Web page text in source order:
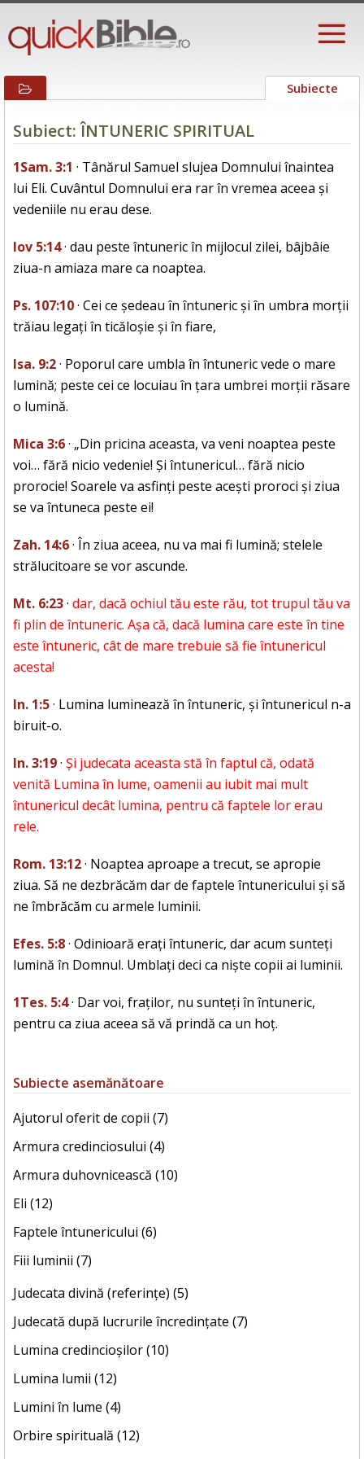
Subiecte
Subiect: ÎNTUNERIC SPIRITUAL
1Sam. 3:1 · Tânărul Samuel slujea Domnului înaintea
lui Eli. Cuvântul Domnului era rar în vremea aceea și
vedeniile nu erau dese.
Iov 5:14· dau peste întuneric în mijlocul zilei, bâjbâie
ziua-n amiaza mare ca noaptea.
Ps. 107:10· Cei ce ședeau în întuneric și în umbra morții
trăiau legați în ticăloșie și în fiare,
Isa. 9:2· Poporul care umbla în întuneric vede o mare
lumină; peste cei ce locuiau în țara umbrei morții răsare
o lumină.
Mica 3:6· „Din pricina aceasta, va veni noaptea peste
voi… fără nicio vedenie! Și întunericul… fără nicio
prorocie! Soarele va asfinți peste acești proroci și ziua
se va întuneca peste ei!
Zah. 14:6· În ziua aceea, nu va mai fi lumină; stelele
strălucitoare se vor ascunde.
Mt. 6:23· dar, dacă ochiul tău este rău, tot trupul tău va
fi plin de întuneric. Așa că, dacă lumina care este în tine
este întuneric, cât de mare trebuie să fie întunericul
acesta!
In. 1:5· Lumina luminează în întuneric, și întunericul n-a
biruit-o.
In. 3:19· Și judecata aceasta stă în faptul că, odată
venită Lumina în lume, oamenii au iubit mai mult
întunericul decât lumina, pentru că faptele lor erau
rele.
Rom. 13:12· Noaptea aproape a trecut, se apropie
ziua. Să ne dezbrăcăm dar de faptele întunericului și să
ne îmbrăcăm cu armele luminii.
Efes. 5:8· Odinioară erați întuneric, dar acum sunteți
lumină în Domnul. Umblați deci ca niște copii ai luminii.
1Tes. 5:4· Dar voi, fraților, nu sunteți în întuneric,
pentru ca ziua aceea să vă prindă ca un hoț.
Subiecte asemănătoare
Ajutorul oferit de copii (7)
Armura credinciosului (4)
Armura duhovnicească (10)
Eli (12)
Faptele întunericului (6)
Fiii luminii (7)
Judecata divină (referințe) (5)
Judecată după lucrurile încredințate (7)
Lumina credincioșilor (10)
Lumina lumii (12)
Lumini în lume (4)
Orbire spirituală (12)